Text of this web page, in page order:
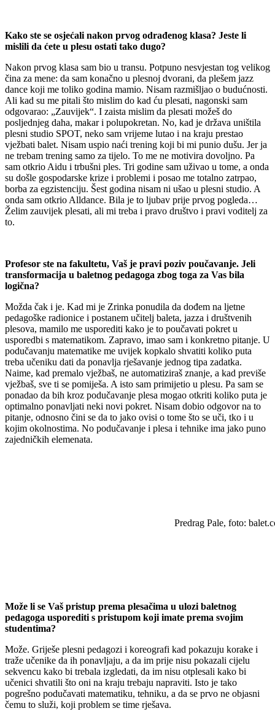
Kako ste se osjećali nakon prvog odrađenog klasa? Jeste li
mislili da ćete u plesu ostati tako dugo?
Nakon prvog klasa sam bio u transu. Potpuno nesvjestan tog velikog
čina za mene: da sam konačno u plesnoj dvorani, da plešem jazz
dance koji me toliko godina mamio. Nisam razmišljao o budućnosti.
Ali kad su me pitali što mislim do kad ću plesati, nagonski sam
odgovarao: „Zauvijek“. I zaista mislim da plesati možeš do
posljednjeg daha, makar i polupokretan. No, kad je država uništila
plesni studio SPOT, neko sam vrijeme lutao i na kraju prestao
vježbati balet. Nisam uspio naći trening koji bi mi punio dušu. Jer ja
ne trebam trening samo za tijelo. To me ne motivira dovoljno. Pa
sam otkrio Aidu i trbušni ples. Tri godine sam uživao u tome, a onda
su došle gospodarske krize i problemi i posao me totalno zatrpao,
borba za egzistenciju. Šest godina nisam ni ušao u plesni studio. A
onda sam otkrio Alldance. Bila je to ljubav prije prvog pogleda…
Želim zauvijek plesati, ali mi treba i pravo društvo i pravi voditelj za
to.
Profesor ste na fakultetu, Vaš je pravi poziv poučavanje. Jeli
transformacija u baletnog pedagoga zbog toga za Vas bila
logična?
Možda čak i je. Kad mi je Zrinka ponudila da dođem na ljetne
pedagoške radionice i postanem učitelj baleta, jazza i društvenih
plesova, mamilo me usporediti kako je to poučavati pokret u
usporedbi s matematikom. Zapravo, imao sam i konkretno pitanje. U
podučavanju matematike me uvijek kopkalo shvatiti koliko puta
treba učeniku dati da ponavlja rješavanje jednog tipa zadatka.
Naime, kad premalo vježbaš, ne automatiziraš znanje, a kad previše
vježbaš, sve ti se pomiješa. A isto sam primijetio u plesu. Pa sam se
ponadao da bih kroz podučavanje plesa mogao otkriti koliko puta je
optimalno ponavljati neki novi pokret. Nisam dobio odgovor na to
pitanje, odnosno čini se da to jako ovisi o tome što se uči, tko i u
kojim okolnostima. No podučavanje i plesa i tehnike ima jako puno
zajedničkih elemenata.
Predrag Pale, foto:
Može li se Vaš pristup prema plesačima u ulozi baletnog
pedagoga usporediti s pristupom koji imate prema svojim
studentima?
Može. Griješe plesni pedagozi i koreografi kad pokazuju korake i
traže učenike da ih ponavljaju, a da im prije nisu pokazali cijelu
sekvencu kako bi trebala izgledati, da im nisu otplesali kako bi
učenici shvatili što oni na kraju trebaju napraviti. Isto je tako
pogrešno podučavati matematiku, tehniku, a da se prvo ne objasni
čemu to služi, koji problem se time rješava.